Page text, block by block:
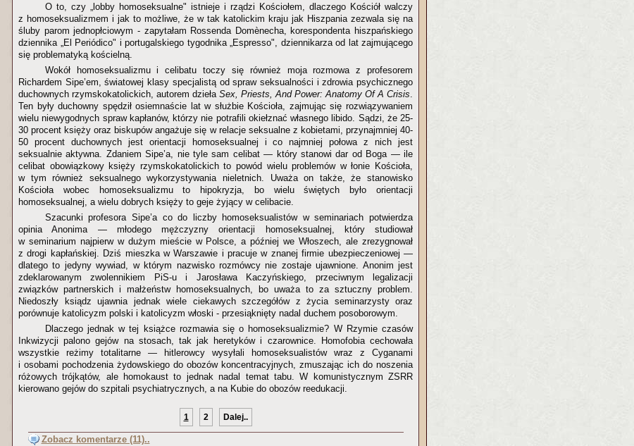
O to, czy „lobby homoseksualne" istnieje i rządzi Kościołem, dlaczego Kościół walczy
z homoseksualizmem i jak to możliwe, że w tak katolickim kraju jak Hiszpania zezwala się na
śluby parom jednopłciowym - zapytałam Rossenda Domènecha, korespondenta hiszpańskiego
dziennika „El Periódico" i portugalskiego tygodnika „Espresso", dziennikarza od lat zajmującego
się problematyką kościelną.
Wokół homoseksualizmu i celibatu toczy się również moja rozmowa z profesorem
Richardem Sipe’em, światowej klasy specjalistą od spraw seksualności i zdrowia psychicznego
duchownych rzymskokatolickich, autorem dzieła Sex, Priests, And Power: Anatomy Of A Crisis
Ten były duchowny spędził osiemnaście lat w służbie Kościoła, zajmując się rozwiązywaniem
wielu niewygodnych spraw kapłanów, którzy nie potrafili okiełznać własnego libido. Sądzi, że 25-
30 procent księży oraz biskupów angażuje się w relacje seksualne z kobietami, przynajmniej 40-
50 procent duchownych jest orientacji homoseksualnej i co najmniej połowa z nich jest
seksualnie aktywna. Zdaniem Sipe’a, nie tyle sam celibat — który stanowi dar od Boga — ile
celibat obowiązkowy księży rzymskokatolickich to powód wielu problemów w łonie Kościoła,
w tym również seksualnego wykorzystywania nieletnich. Uważa on także, że stanowisko
Kościoła wobec homoseksualizmu to hipokryzja, bo wielu świętych było orientacji
homoseksualnej, a wielu dobrych księży to geje żyjący w celibacie.
Szacunki profesora Sipe’a co do liczby homoseksualistów w seminariach potwierdza
opinia Anonima — młodego mężczyzny orientacji homoseksualnej, który studiował
w seminarium najpierw w dużym mieście w Polsce, a później we Włoszech, ale zrezygnował
z drogi kapłańskiej. Dziś mieszka w Warszawie i pracuje w znanej firmie ubezpieczeniowej —
dlatego to jedyny wywiad, w którym nazwisko rozmówcy nie zostaje ujawnione. Anonim jest
zdeklarowanym zwolennikiem PiS-u i Jarosława Kaczyńskiego, przeciwnym legalizacji
związków partnerskich i małżeństw homoseksualnych, bo uważa to za sztuczny problem.
Niedoszły ksiądz ujawnia jednak wiele ciekawych szczegółów z życia seminarzysty oraz
porównuje katolicyzm polski i katolicyzm włoski - przesiąknięty nadal duchem posoborowym.
Dlaczego jednak w tej książce rozmawia się o homoseksualizmie? W Rzymie czasów
Inkwizycji palono gejów na stosach, tak jak heretyków i czarownice. Homofobia cechowała
wszystkie reżimy totalitarne — hitlerowcy wysyłali homoseksualistów wraz z Cyganami
i osobami pochodzenia żydowskiego do obozów koncentracyjnych, zmuszając ich do noszenia
różowych trójkątów, ale homokaust to jednak nadal temat tabu. W komunistycznym ZSRR
kierowano gejów do szpitali psychiatrycznych, a na Kubie do obozów reedukacji.
1 2 Dalej..
Zobacz komentarze (11)..